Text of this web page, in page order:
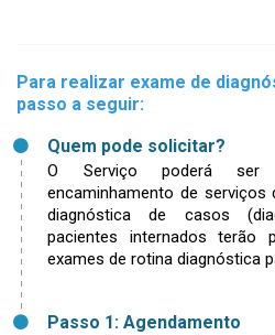
Para realizar exame de
passo a seguir:
Quem pode solicitar?
O Serviço poderá ser
encaminhamento de serviços
diagnóstica de casos
pacientes internados terão
exames de rotina diagnóstica
Passo 1: Agendamento